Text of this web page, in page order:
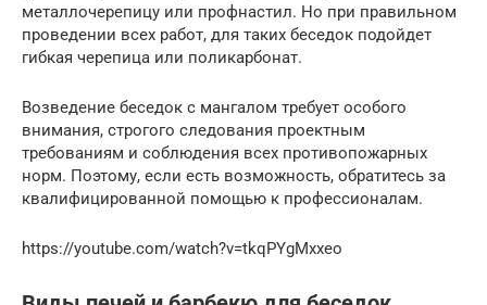
металлочерепицу или профнастил. Но при правильном
проведении всех работ, для таких беседок подойдет
гибкая черепица или поликарбонат.
Возведение беседок с мангалом требует особого
внимания, строгого следования проектным
требованиям и соблюдения всех противопожарных
норм. Поэтому, если есть возможность, обратитесь за
квалифицированной помощью к профессионалам.
https://youtube.com/watch?v=tkqPYgMxxeo